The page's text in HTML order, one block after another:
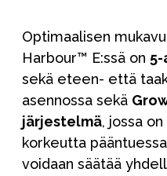
Optimaalisen
Harbour™ E:ssä on
sekä eteen- että
asennossa sekä
järjestelmä, jossa
korkeutta
voidaan säätää